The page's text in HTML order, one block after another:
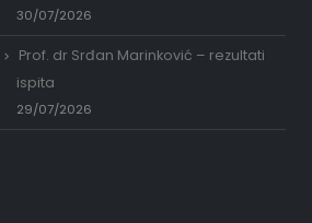
30/07/2026
Prof. dr Srđan Marinković – rezultati
ispita
29/07/2026